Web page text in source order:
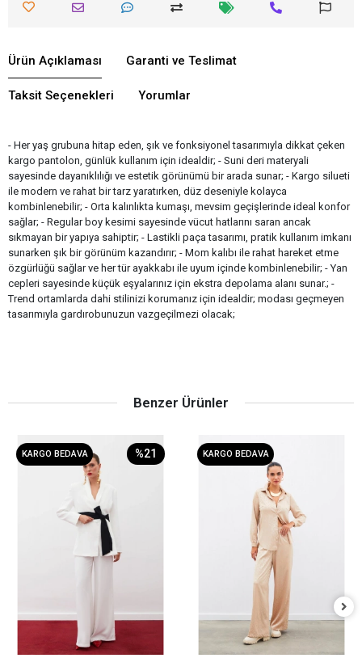
Ürün Açıklaması Garanti ve Teslimat
Taksit Seçenekleri Yorumlar
- Her yaş grubuna hitap eden, şık ve fonksiyonel tasarımıyla dikkat çeken
kargo pantolon, günlük kullanım için idealdir; - Suni deri materyali
sayesinde dayanıklılığı ve estetik görünümü bir arada sunar; - Kargo silueti
ile modern ve rahat bir tarz yaratırken, düz deseniyle kolayca
kombinlenebilir; - Orta kalınlıkta kumaşı, mevsim geçişlerinde ideal konfor
sağlar; - Regular boy kesimi sayesinde vücut hatlarını saran ancak
sıkmayan bir yapıya sahiptir; - Lastikli paça tasarımı, pratik kullanım imkanı
sunarken şık bir görünüm kazandırır; - Mom kalıbı ile rahat hareket etme
özgürlüğü sağlar ve her tür ayakkabı ile uyum içinde kombinlenebilir; - Yan
cepleri sayesinde küçük eşyalarınız için ekstra depolama alanı sunar.; -
Trend ortamlarda dahi stilinizi korumanız için idealdir; modası geçmeyen
tasarımıyla gardırobunuzun vazgeçilmezi olacak;
Benzer Ürünler
KARGO BEDAVA %21 KARGO BEDAVA